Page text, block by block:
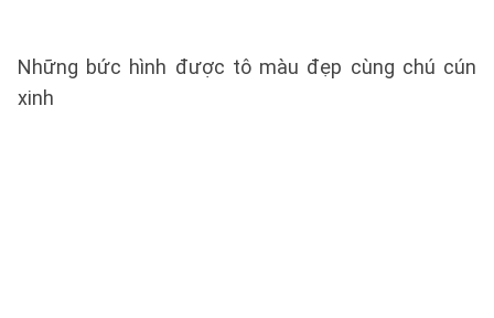
Những bức hình được tô màu đẹp cùng chú cún
xinh